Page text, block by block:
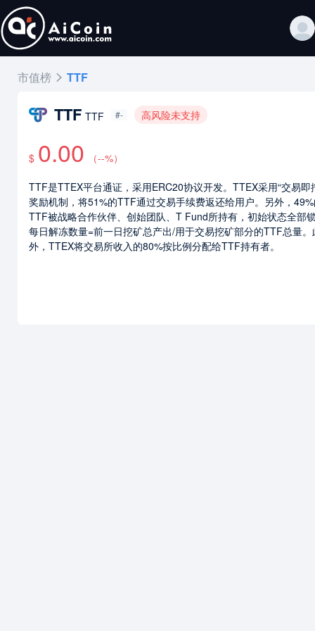
市值榜 TTF
TTF TTF #- 高风险未支持
$ 0.00 （--%）
TTF是TTEX平台通证，采用ERC20协议开发。TTEX采用“交易即
奖励机制，将51%的TTF通过交易手续费返还给用户。另外，
TTF被战略合作伙伴、创始团队、T Fund所持有，初始状态全部
每日解冻数量=前一日挖矿总产出/用于交易挖矿部分的TTF总量。
外，TTEX将交易所收入的80%按比例分配给TTF持有者。